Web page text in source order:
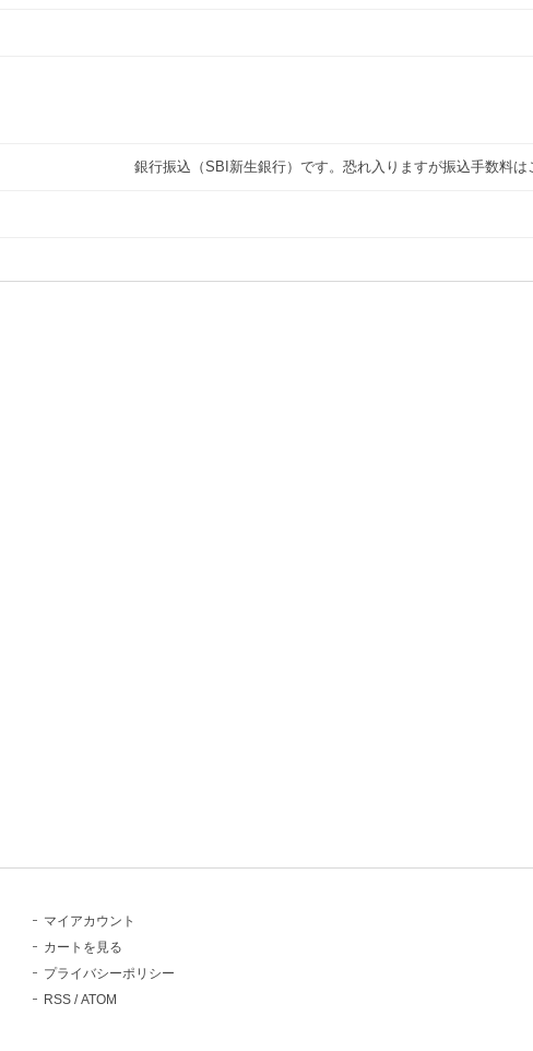
銀行振込（SBI新生銀行）です。恐れ入りますが振込手数料は
マイアカウント
カートを見る
プライバシーポリシー
RSS /ATOM